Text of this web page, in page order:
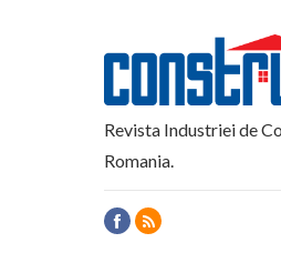
Revista Industriei de
Romania.